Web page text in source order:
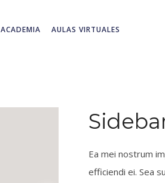
ACADEMIA AULAS VIRTUALES
Ea mei nostrum
efficiendi ei. Sea